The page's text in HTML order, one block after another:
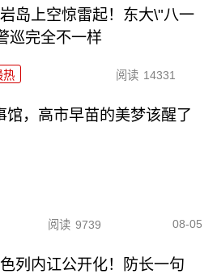
岛上空惊雷起！东大\"八一
巡完全不一样
热 阅读 14331
馆，高市早苗的美梦该醒了
阅读 9739 08-05
列内讧公开化！防长一句